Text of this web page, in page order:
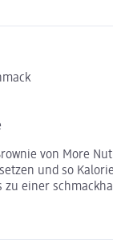
von More
und so
zu einer